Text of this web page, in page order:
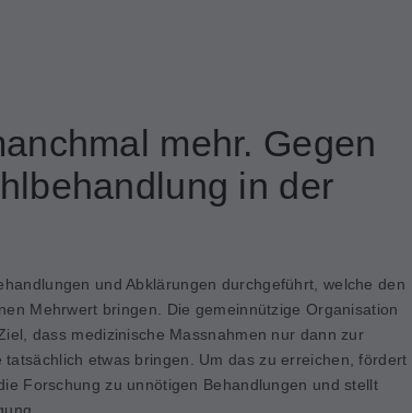
mehr. Gegen
in der
und Abklärungen durchgeführt, welche den
Mehrwert bringen. Die gemeinnützige Organisation
dass medizinische Massnahmen nur dann zur
etwas bringen. Um das zu erreichen, fördert
Forschung zu unnötigen Behandlungen und stellt